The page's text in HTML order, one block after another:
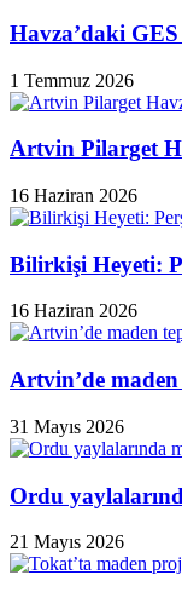
Havza’daki
1 Temmuz 2026
Artvin Pilarget
16 Haziran 2026
Bilirkişi Heyeti:
16 Haziran 2026
Artvin’de
31 Mayıs 2026
Ordu
21 Mayıs 2026